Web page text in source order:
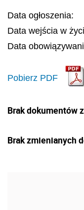
Data ogłoszenia:
Data wejścia w
Data
Pobierz PDF
Brak dokumentów
Brak zmienianych